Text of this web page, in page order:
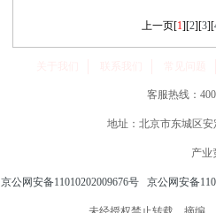
上一页[1][2][3][
客服热线：
地址：北京市东城区
产业
京公网安备11010202009676号 京公网安备